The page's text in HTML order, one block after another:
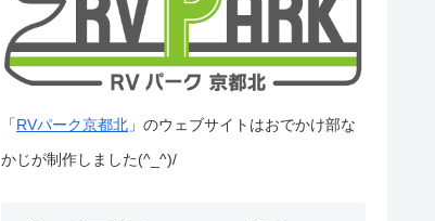
「RVパーク京都北 」のウェブサイトはおでかけ部な
かじが制作しました(^_^)/